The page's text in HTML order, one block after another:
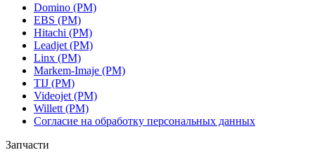
Domino (РМ)
EBS (РМ)
Hitachi (РМ)
Leadjet (РМ)
Linx (РМ)
Markem-Imaje (РМ)
TIJ (РМ)
Videojet (РМ)
Willett (РМ)
Согласие на обработку персональных данных
Запчасти